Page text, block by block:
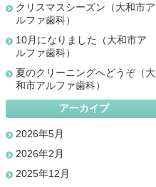
クリスマスシーズン（大和市ア
ルファ歯科）
10月になりました（大和市ア
ルファ歯科）
夏のクリーニングへどうぞ（大
和市アルファ歯科）
アーカイブ
2026年5月
2026年2月
2025年12月